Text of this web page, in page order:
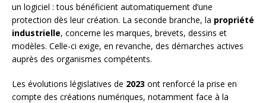
un logiciel : tous bénéficient automatiquement d’une
protection dès leur création. La seconde branche, la propriété
industrielle, concerne les marques, brevets, dessins et
modèles. Celle-ci exige, en revanche, des démarches actives
auprès des organismes compétents.
Les évolutions législatives de 2023 ont renforcé la prise en
compte des créations numériques, notamment face à la